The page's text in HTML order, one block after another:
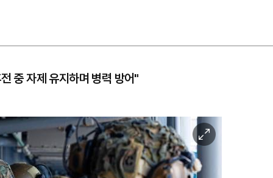
중 자제 유지하며 병력 방어"
이
미
지